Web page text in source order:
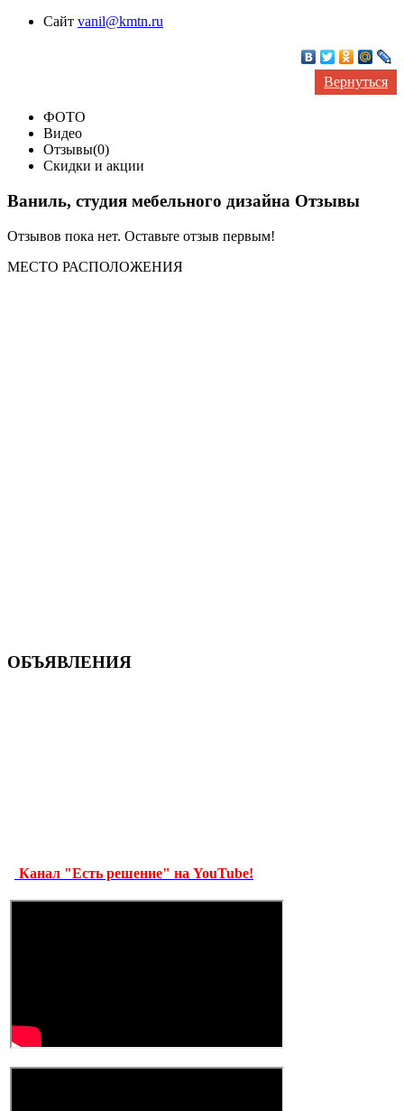
Сайт vanil@kmtn.ru
Вернуться
ФОТО
Видео
Отзывы(0)
Скидки и акции
Ваниль, студия мебельного дизайна Отзывы
Отзывов пока нет. Оставьте отзыв первым!
МЕСТО РАСПОЛОЖЕНИЯ
ОБЪЯВЛЕНИЯ
Канал "Есть решение" на YouTube!